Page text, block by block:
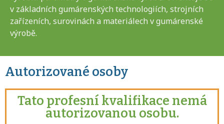
v základních gumárenských technologiích, strojních
zařízeních, surovinách a materiálech v gumárenské
výrobě.
Autorizované osoby
Tato profesní kvalifikace nemá
autorizovanou osobu.